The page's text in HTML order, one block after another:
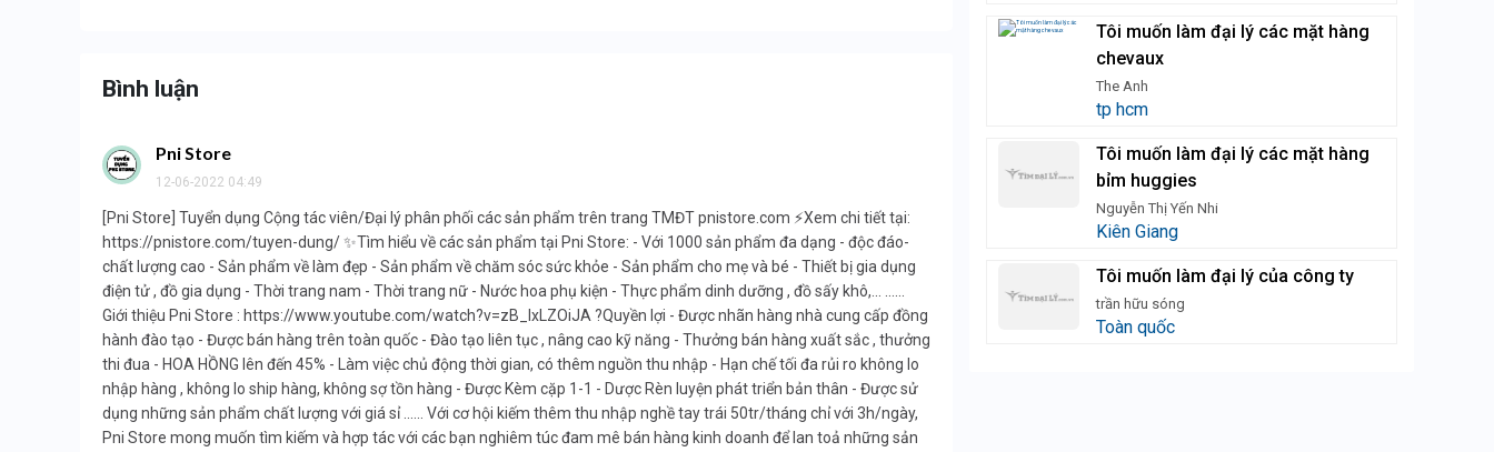
Bình luận
Pni Store
12-06-2022 04:49
[Pni Store] Tuyển dụng Cộng tác viên/Đại lý phân phối các sản phẩm trên trang TMĐT pnistore.com ⚡Xem chi tiết tại:
https://pnistore.com/tuyen-dung/ ✨Tìm hiểu về các sản phẩm tại Pni Store: - Với 1000 sản phẩm đa dạng - độc đáo-
chất lượng cao - Sản phẩm về làm đẹp - Sản phẩm về chăm sóc sức khỏe - Sản phẩm cho mẹ và bé - Thiết bị gia dụng
điện tử , đồ gia dụng - Thời trang nam - Thời trang nữ - Nước hoa phụ kiện - Thực phẩm dinh dưỡng , đồ sấy khô,... ......
Giới thiệu Pni Store : https://www.youtube.com/watch?v=zB_lxLZOiJA ?Quyền lợi - Được nhãn hàng nhà cung cấp đồng
hành đào tạo - Được bán hàng trên toàn quốc - Đào tạo liên tục , nâng cao kỹ năng - Thưởng bán hàng xuất sắc , thưởng
thi đua - HOA HỒNG lên đến 45% - Làm việc chủ động thời gian, có thêm nguồn thu nhập - Hạn chế tối đa rủi ro không lo
nhập hàng , không lo ship hàng, không sợ tồn hàng - Được Kèm cặp 1-1 - Dược Rèn luyện phát triển bản thân - Được sử
dụng những sản phẩm chất lượng với giá sỉ ...... Với cơ hội kiếm thêm thu nhập nghề tay trái 50tr/tháng chỉ với 3h/ngày,
Pni Store mong muốn tìm kiếm và hợp tác với các bạn nghiêm túc đam mê bán hàng kinh doanh để lan toả những sản
Tôi muốn làm đại lý các mặt hàng
chevaux
The Anh
tp hcm
Tôi muốn làm đại lý các mặt hàng
bỉm huggies
Nguyễn Thị Yến Nhi
Kiên Giang
Tôi muốn làm đại lý của công ty
trần hữu sóng
Toàn quốc